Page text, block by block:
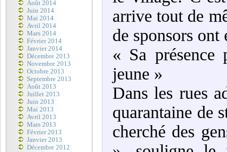
Août 2014
Juin 2014
Mai 2014
Avril 2014
Mars 2014
Février 2014
Janvier 2014
Décembre 2013
Novembre 2013
Octobre 2013
Septembre 2013
Août 2013
Juillet 2013
Juin 2013
Mai 2013
Avril 2013
Mars 2013
Février 2013
Janvier 2013
Décembre 2012
arrive tout de
de sponsors
« Sa présence
jeune »
Dans les rues
quarantaine de
cherché des